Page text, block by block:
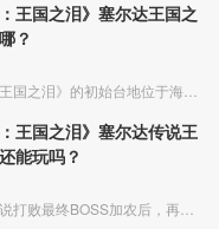
王国之泪》塞尔达王国之
？
《塞尔达传说：王国之泪》的初始台地位于海拉鲁平原地区，位于监视堡垒的西南边。开启海拉鲁平原鸟望塔后就可以点亮初始台地的区域地图。
王国之泪》塞尔达传说王
能玩吗？
可以，塞尔达传说打败最终BOSS加农后，再进游戏会自动回到加农前的状态，其实就已经是游戏的二周目了，玩家可以继续做支线任务，收集全记忆、呀哈哈、全通祠堂、装备等其它游戏内容。